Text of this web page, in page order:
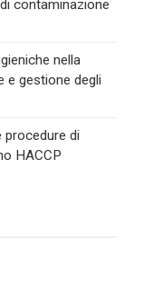
contaminazione
nella
e gestione degli
procedure di
HACCP